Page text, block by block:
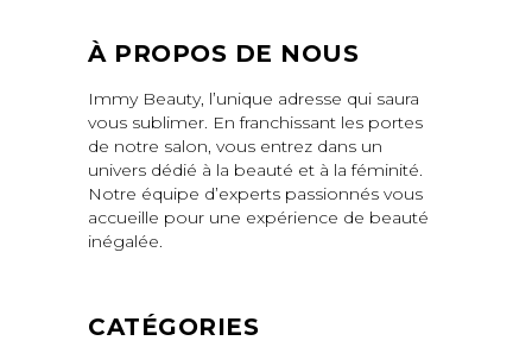
À PROPOS DE NOUS
Immy Beauty, l’unique adresse qui saura
vous sublimer. En franchissant les portes
de notre salon, vous entrez dans un
univers dédié à la beauté et à la féminité.
Notre équipe d’experts passionnés vous
accueille pour une expérience de beauté
inégalée.
CATÉGORIES